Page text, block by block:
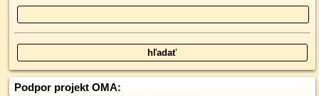
Podpor projekt OMA: